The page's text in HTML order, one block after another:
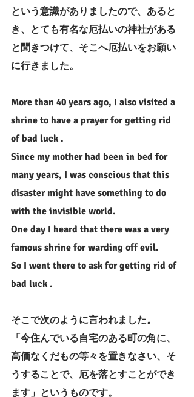
という意識がありましたので、あると
き、とても有名な厄払いの神社がある
と聞きつけて、そこへ厄払いをお願い
に行きました。
More than 40 years ago, I also visited a
shrine to have a prayer for getting rid
of bad luck .
Since my mother had been in bed for
many years, I was conscious that this
disaster might have something to do
with the invisible world.
One day I heard that there was a very
famous shrine for warding off evil.
So I went there to ask for getting rid of
bad luck .
そこで次のように言われました。
「今住んでいる自宅のある町の角に、
高価なくだもの等々を置きなさい、そ
うすることで、厄を落とすことができ
ます」というものです。